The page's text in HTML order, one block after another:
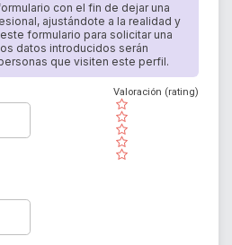
con el fin de dejar una
ajustándote a la realidad y
formulario para solicitar una
datos introducidos serán
que visiten este perfil.
( )
( )
( )
( )
( )
Valoración (rating)